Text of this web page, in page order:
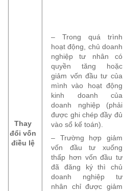
Thay
đổi vốn
điều lệ
– Trong quá trình
hoạt động, chủ doanh
nghiệp tư nhân có
quyền tăng hoặc
giảm vốn đầu tư của
mình vào hoạt động
kinh doanh của
doanh nghiệp (phải
được ghi chép đầy đủ
vào sổ kế toán).
– Trường hợp giảm
vốn đầu tư xuống
thấp hơn vốn đầu tư
đã đăng ký thì chủ
doanh nghiệp tư
nhân chỉ được giảm